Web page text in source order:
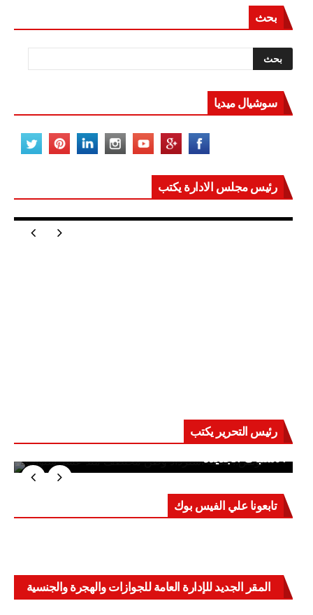
بحث
سوشيال ميديا
رئيس مجلس الادارة يكتب
مصر تعيد للعالم اتزانه
رئيس التحرير يكتب
حرب على العقول.. حادثة دمياط تكشف قواعد
الاشتباك الجديدة
تابعونا علي الفيس بوك
المقر الجديد للإدارة العامة للجوازات والهجرة والجنسية